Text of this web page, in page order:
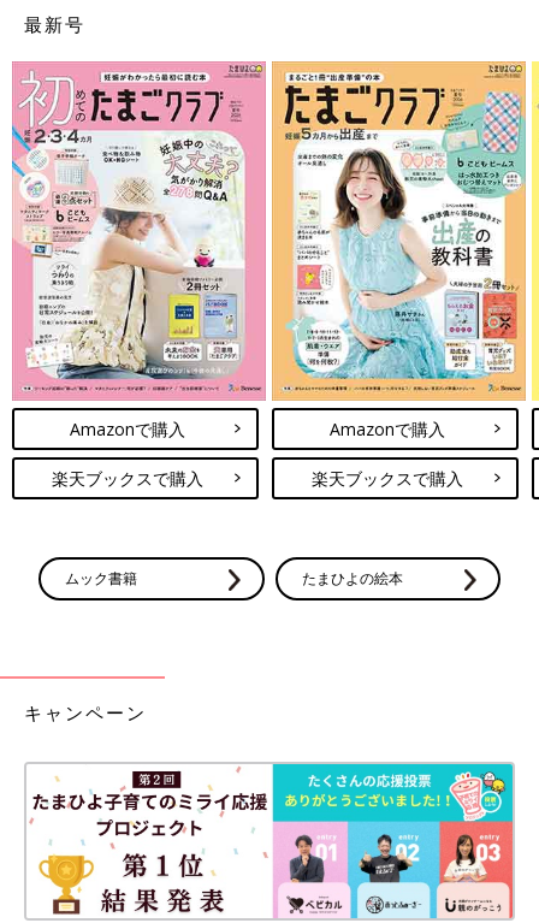
最新号
Amazonで購入
楽天ブックスで購入
Amazonで購入
楽天ブックスで購入
ムック書籍 たまひよの絵本
キャンペーン